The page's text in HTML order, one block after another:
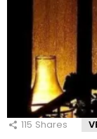
115 Shares